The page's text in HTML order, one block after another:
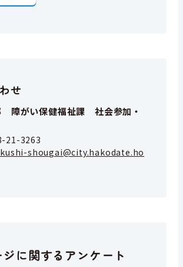
せ
障がい保健福祉課 社会参加・
21-3263
shougai@city.hakodate.ho
ジに関するアンケート